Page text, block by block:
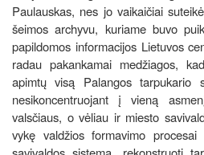
Paulauskas, nes jo vaikaičiai
šeimos archyvu, kuriame buvo
papildomos informacijos Lietuvos
radau pakankamai medžiagos,
apimtų visą Palangos tarpukario
nesikoncentruojant į vieną
valsčiaus, o vėliau ir miesto
vykę valdžios formavimo